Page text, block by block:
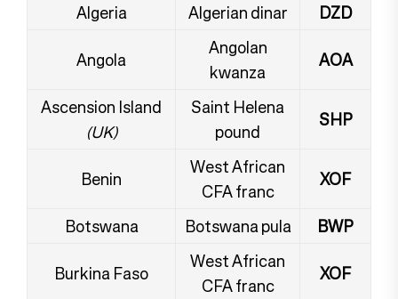
Algeria Algerian dinar DZD
Angola
Angolan
kwanza
AOA
Ascension Island
(UK)
Saint Helena
pound
SHP
Benin
West African
CFA franc
XOF
Botswana Botswana pula BWP
Burkina Faso
West African
CFA franc
XOF